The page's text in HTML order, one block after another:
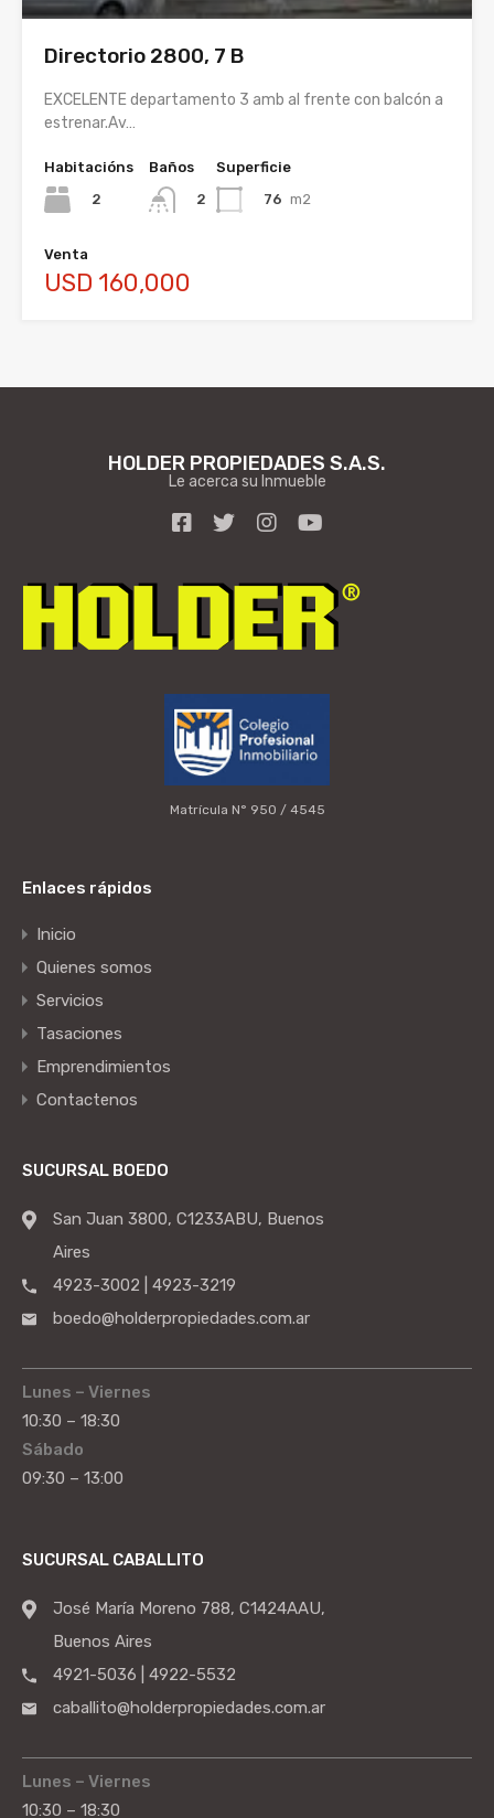
Directorio 2800, 7 B
EXCELENTE departamento 3 amb al frente con balcón a
estrenar.Av…
Habitacións
2
Baños
2
Superficie
76 m2
Venta
USD 160,000
HOLDER PROPIEDADES S.A.S.
Le acerca su Inmueble
Matrícula N° 950 / 4545
Enlaces rápidos
Inicio
Quienes somos
Servicios
Tasaciones
Emprendimientos
Contactenos
SUCURSAL BOEDO
San Juan 3800, C1233ABU, Buenos
Aires
4923-3002 | 4923-3219
boedo@holderpropiedades.com.ar
Lunes – Viernes
10:30 – 18:30
Sábado
09:30 – 13:00
SUCURSAL CABALLITO
José María Moreno 788, C1424AAU,
Buenos Aires
4921-5036 | 4922-5532
caballito@holderpropiedades.com.ar
Lunes – Viernes
10:30 – 18:30